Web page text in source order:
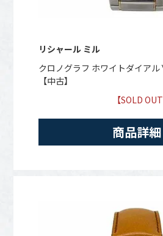
リシャール ミル
クロノグラフ ホワイトダイアル
【中古】
【SOLD OUT
商品詳細